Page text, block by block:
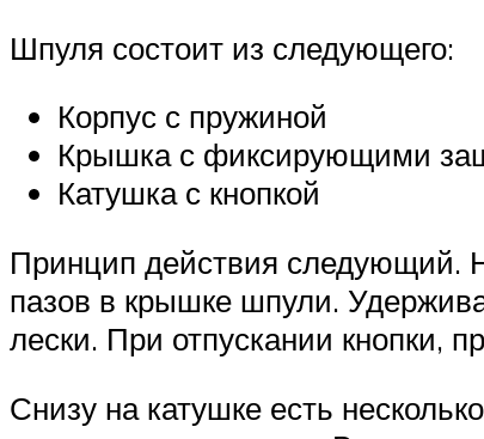
Шпуля состоит из следующего:
Корпус с пружиной
Крышка с фиксирующими
Катушка с кнопкой
Принцип действия следующий.
пазов в крышке шпули.
лески. При отпускании кнопки,
Снизу на катушке есть